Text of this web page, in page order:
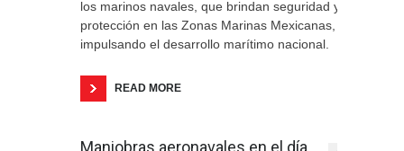
los marinos navales, que brindan seguridad y
protección en las Zonas Marinas Mexicanas,
impulsando el desarrollo marítimo nacional.
READ MORE
Maniobras aeronavales en el día